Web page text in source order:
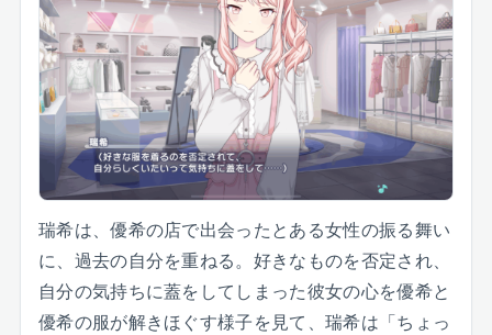
瑞希は、優希の店で出会ったとある女性の振る舞い
に、過去の自分を重ねる。好きなものを否定され、
自分の気持ちに蓋をしてしまった彼女の心を優希と
優希の服が解きほぐす様子を見て、瑞希は「ちょっ